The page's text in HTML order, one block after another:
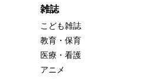
雑誌
こども雑誌
教育・保育
医療・看護
アニメ